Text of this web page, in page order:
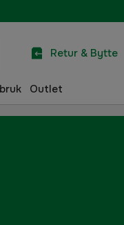
Retur & Bytte
Outlet